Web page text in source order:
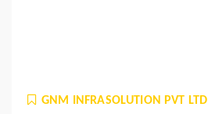
GNM INFRASOLUTION PVT LTD